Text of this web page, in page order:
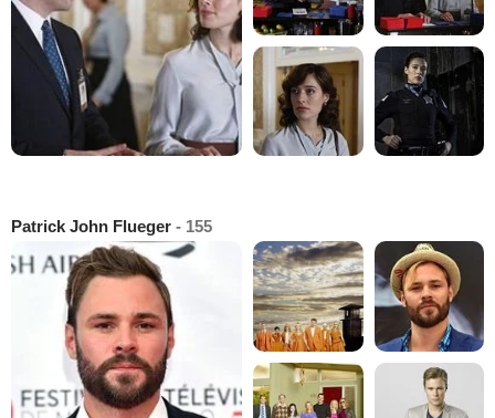
Patrick John Flueger - 155